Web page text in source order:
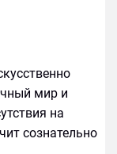
мир и
на
сознательно